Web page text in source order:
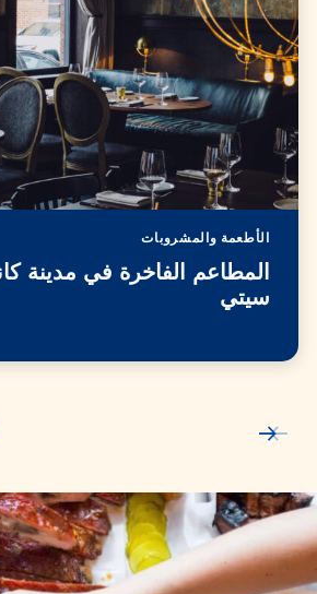
الأطعمة والمشروبات
المطاعم الفاخرة في مدينة
سيتي